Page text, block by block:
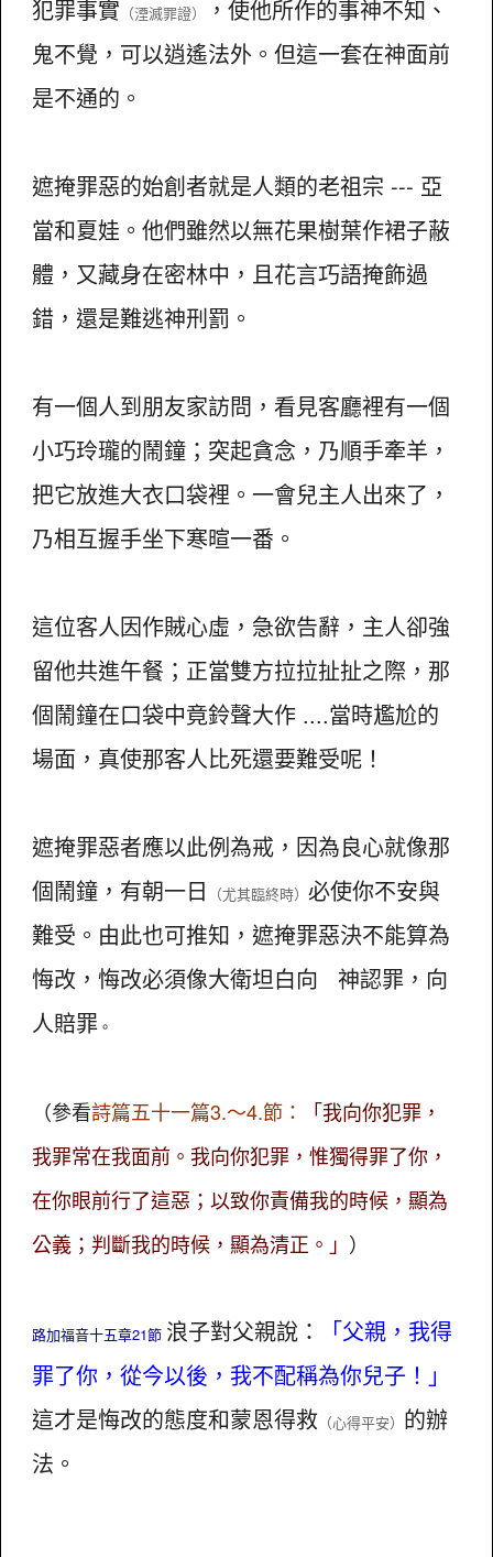
犯罪事實 （湮滅罪證）
，使他所作的事神不知、
鬼不覺，可以逍遙法外。但這一套在神面前
是不通的。
遮掩罪惡的始創者就是人類的老祖宗 --- 亞
當和夏娃。他們雖然以無花果樹葉作裙子蔽
體，又藏身在密林中，且花言巧語掩飾過
錯，還是難逃神刑罰。
有一個人到朋友家訪問，看見客廳裡有一個
小巧玲瓏的鬧鐘；突起貪念，乃順手牽羊，
把它放進大衣口袋裡。一會兒主人出來了，
乃相互握手坐下寒暄一番。
這位客人因作賊心虛，急欲告辭，主人卻強
留他共進午餐；正當雙方拉拉扯扯之際，那
個鬧鐘在口袋中竟鈴聲大作 ....當時尷尬的
場面，真使那客人比死還要難受呢！
遮掩罪惡者應以此例為戒，因為良心就像那
個鬧鐘，有朝一日
（尤其臨終時）必使你不安與
難受。由此也可推知，遮掩罪惡決不能算為
悔改，悔改必須像大衛坦白向 神認罪，向
人賠罪 。
（參看詩篇五十一篇3.～4.節：
「我向你犯罪，
我罪常在我面前。我向你犯罪，惟獨得罪了你，
在你眼前行了這惡；以致你責備我的時候，顯為
公義；判斷我的時候，顯為清正。」 ）
路加福音十五章21節 浪子對父親說：
「父親，我得
罪了你，從今以後，我不配稱為你兒子！」
這才是悔改的態度和蒙恩得救 （心得平安） 的辦
法。